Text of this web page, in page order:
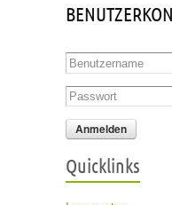
Benutzername
Passwort
Quicklinks